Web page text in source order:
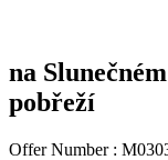
na
pobřeží
Offer Number :